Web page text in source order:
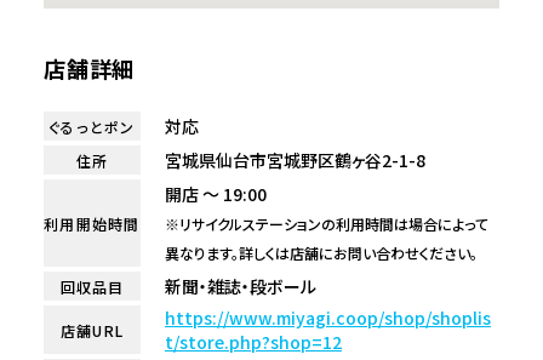
店舗詳細
ぐるっとポン 対応
住所 宮城県仙台市宮城野区鶴ヶ谷2-1-8
利用開始時間
開店 ～ 19:00
※リサイクルステーションの利用時間は場合によって
異なります。詳しくは店舗にお問い合わせください。
回収品目
新聞・雑誌・段ボール
店舗URL
https://www.miyagi.coop/shop/shoplis
t/store.php?shop=12